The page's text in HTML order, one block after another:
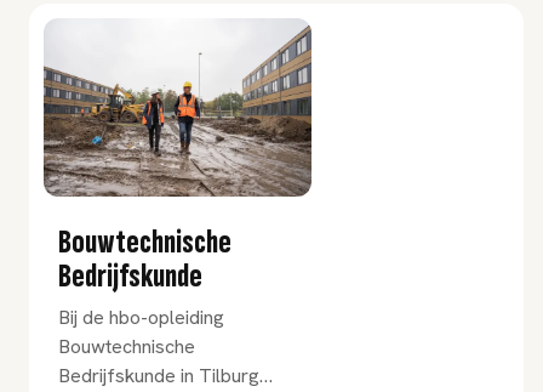
Bouwtechnische
Bedrijfskunde
Bij de hbo-opleiding
Bouwtechnische
Bedrijfskunde in Tilburg